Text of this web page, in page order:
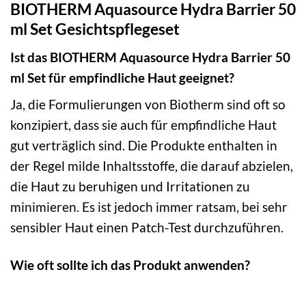
BIOTHERM Aquasource Hydra Barrier 50
ml Set Gesichtspflegeset
Ist das BIOTHERM Aquasource Hydra Barrier 50
ml Set für empfindliche Haut geeignet?
Ja, die Formulierungen von Biotherm sind oft so
konzipiert, dass sie auch für empfindliche Haut
gut verträglich sind. Die Produkte enthalten in
der Regel milde Inhaltsstoffe, die darauf abzielen,
die Haut zu beruhigen und Irritationen zu
minimieren. Es ist jedoch immer ratsam, bei sehr
sensibler Haut einen Patch-Test durchzuführen.
Wie oft sollte ich das Produkt anwenden?